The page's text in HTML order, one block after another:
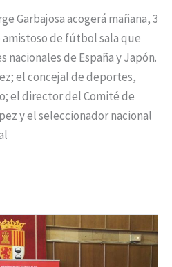
Garbajosa acogerá mañana, 3
de fútbol sala que
nacionales de España y Japón.
el concejal de deportes,
el director del Comité de
y el seleccionador nacional